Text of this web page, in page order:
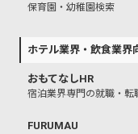
保育園・幼稚園検索
ホテル業界・飲食業界
おもてなしHR
宿泊業界専門の就職・転
FURUMAU